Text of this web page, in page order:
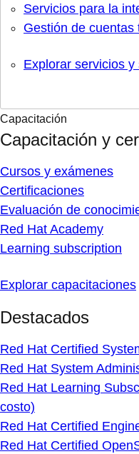
Servicios para la
Gestión de cuentas
Explorar servicios y
Capacitación
Capacitación y
Cursos y exámenes
Certificaciones
Evaluación de
Red Hat Academy
Learning subscription
Explorar capacitaciones
Destacados
Red Hat Certified
Red Hat System
Red Hat Learning
costo)
Red Hat Certified
Red Hat Certified